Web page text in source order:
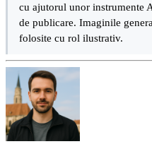
cu ajutorul unor instrumente
de publicare. Imaginile
folosite cu rol ilustrativ.